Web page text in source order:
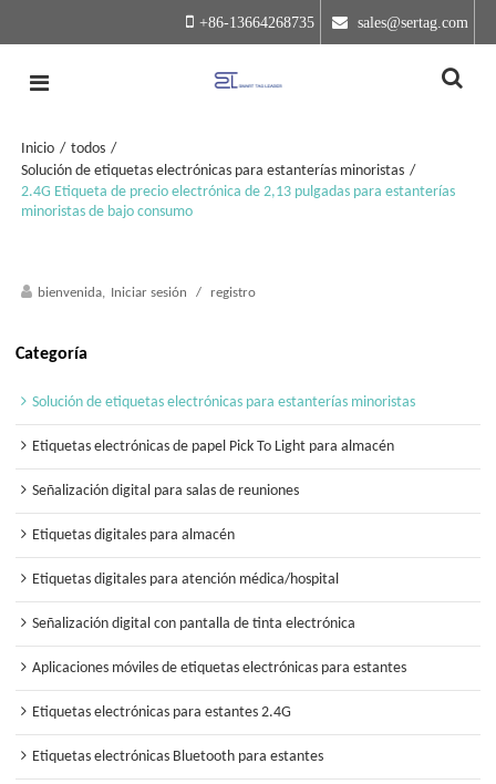
+86-13664268735 sales@sertag.com
Inicio / todos /
Solución de etiquetas electrónicas para estanterías minoristas /
2.4G Etiqueta de precio electrónica de 2,13 pulgadas para estanterías
minoristas de bajo consumo
bienvenida, Iniciar sesión / registro
Categoría
Solución de etiquetas electrónicas para estanterías minoristas
Etiquetas electrónicas de papel Pick To Light para almacén
Señalización digital para salas de reuniones
Etiquetas digitales para almacén
Etiquetas digitales para atención médica/hospital
Señalización digital con pantalla de tinta electrónica
Aplicaciones móviles de etiquetas electrónicas para estantes
Etiquetas electrónicas para estantes 2.4G
Etiquetas electrónicas Bluetooth para estantes